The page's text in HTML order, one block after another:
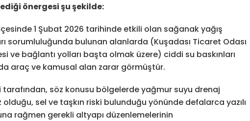
önergesi şu şekilde:
1 Şubat 2026 tarihinde etkili olan sağanak yağış
sorumluluğunda bulunan alanlarda (Kuşadası Ticaret Odası
ve bağlantı yolları başta olmak üzere) ciddi su baskınları
araç ve kamusal alan zarar görmüştür.
tarafından, söz konusu bölgelerde yağmur suyu drenaj
olduğu, sel ve taşkın riski bulunduğu yönünde defalarca yazılı
rağmen gerekli altyapı düzenlemelerinin